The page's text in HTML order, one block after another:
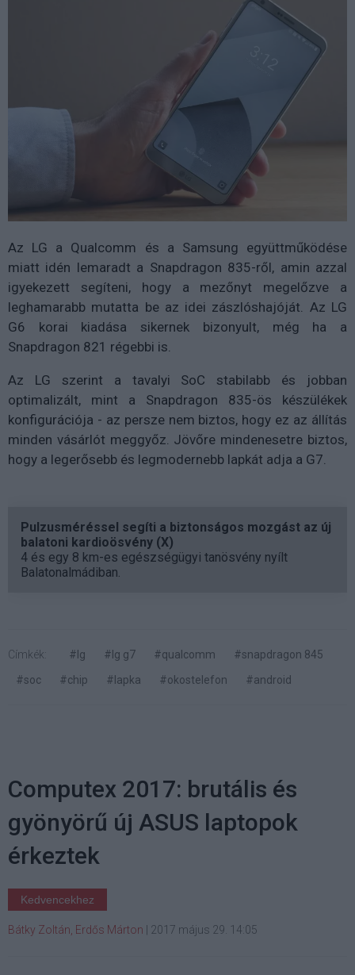
Az LG a Qualcomm és a Samsung együttműködése
miatt idén lemaradt a Snapdragon 835-ről, amin azzal
igyekezett segíteni, hogy a mezőnyt megelőzve a
leghamarabb mutatta be az idei zászlóshajóját. Az LG
G6 korai kiadása sikernek bizonyult, még ha a
Snapdragon 821 régebbi is.
Az LG szerint a tavalyi SoC stabilabb és jobban
optimalizált, mint a Snapdragon 835-ös készülékek
konfigurációja - az persze nem biztos, hogy ez az állítás
minden vásárlót meggyőz. Jövőre mindenesetre biztos,
hogy a legerősebb és legmodernebb lapkát adja a G7.
Pulzusméréssel segíti a biztonságos mozgást az új
balatoni kardioösvény (X)
4 és egy 8 km-es egészségügyi tanösvény nyílt
Balatonalmádiban.
Címkék: #lg #lg g7 #qualcomm
#snapdragon 845
#soc
#chip #lapka #okostelefon #android
Computex 2017: brutális és
gyönyörű új ASUS laptopok
érkeztek
Kedvencekhez
Bátky Zoltán, Erdős Márton 2017 május 29. 14:05